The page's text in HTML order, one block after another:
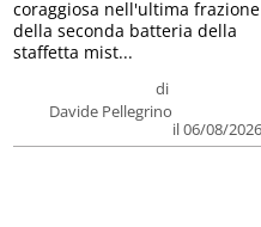
di
Davide Pellegrino
il 06/08/2026
coraggiosa nell'ultima frazione
della seconda batteria della
staffetta mist...